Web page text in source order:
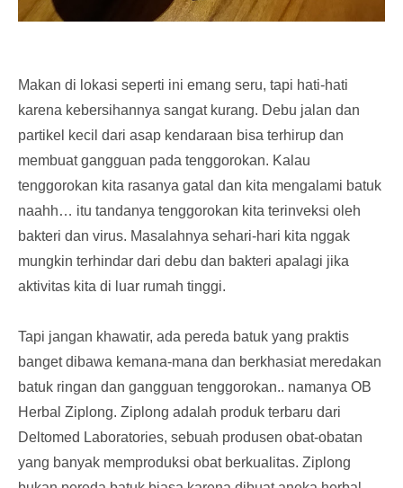
Makan di lokasi seperti ini emang seru, tapi hati-hati
karena kebersihannya sangat kurang. Debu jalan dan
partikel kecil dari asap kendaraan bisa terhirup dan
membuat gangguan pada tenggorokan. Kalau
tenggorokan kita rasanya gatal dan kita mengalami batuk
naahh… itu tandanya tenggorokan kita terinveksi oleh
bakteri dan virus. Masalahnya sehari-hari kita nggak
mungkin terhindar dari debu dan bakteri apalagi jika
aktivitas kita di luar rumah tinggi.
Tapi jangan khawatir, ada pereda batuk yang praktis
banget dibawa kemana-mana dan berkhasiat meredakan
batuk ringan dan gangguan tenggorokan.. namanya OB
Herbal Ziplong. Ziplong adalah produk terbaru dari
Deltomed Laboratories, sebuah produsen obat-obatan
yang banyak memproduksi obat berkualitas. Ziplong